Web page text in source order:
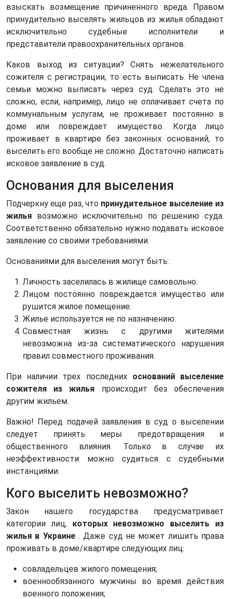
взыскать возмещение причиненного вреда. Правом
принудительно выселять жильцов из жилья обладают
исключительно судебные исполнители и
представители правоохранительных органов.
Каков выход из ситуации? Снять нежелательного
сожителя с регистрации, то есть выписать. Не члена
семьи можно выписать через суд. Сделать это не
сложно, если, например, лицо не оплачивает счета по
коммунальным услугам, не проживает постоянно в
доме или повреждает имущество. Когда лицо
проживает в квартире без законных оснований, то
выселить его вообще не сложно. Достаточно написать
исковое заявление в суд.
Основания для выселения
Подчеркну еще раз, что принудительное выселение из
жилья возможно исключительно по решению суда.
Соответственно обязательно нужно подавать исковое
заявление со своими требованиями.
Основаниями для выселения могут быть:
Личность заселилась в жилище самовольно.
Лицом постоянно повреждается имущество или
рушится жилое помещение.
Жилье используется не по назначению.
Совместная жизнь с другими жителями
невозможна из-за систематического нарушения
правил совместного проживания.
При наличии трех последних оснований выселение
сожителя из жилья происходит без обеспечения
другим жильем.
Важно! Перед подачей заявления в суд о выселении
следует принять меры предотвращения и
общественного влияния. Только в случае их
неэффективности можно судиться с судебными
инстанциями.
Кого выселить невозможно?
Закон нашего государства предусматривает
категории лиц, которых невозможно выселить из
жилья в Украине. Даже суд не может лишить права
проживать в доме/квартире следующих лиц:
совладельцев жилого помещения;
военнообязанного мужчины во время действия
военного положения;